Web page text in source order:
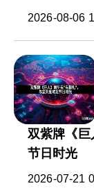
2026-08-06
双紫牌《巨
节日时光
2026-07-21